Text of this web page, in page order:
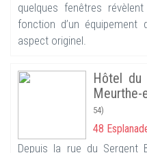
quelques fenêtres
fonction d’un équipement
aspect originel.
Hôtel du
54)
48
Depuis la rue du Sergent